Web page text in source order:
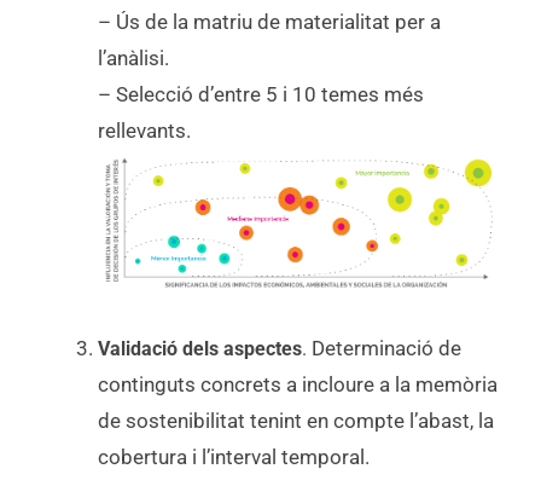
– Ús de la matriu de materialitat per a
l’anàlisi.
– Selecció d’entre 5 i 10 temes més
rellevants.
Validació dels aspectes. Determinació de
continguts concrets a incloure a la memòria
de sostenibilitat tenint en compte l’abast, la
cobertura i l’interval temporal.